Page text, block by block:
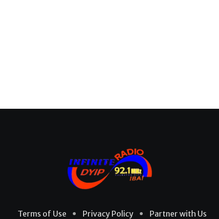
Terms of Use Privacy Policy
Partner with Us